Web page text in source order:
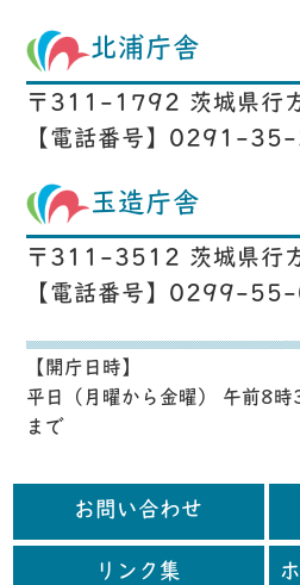
北浦庁舎
〒311-1792 茨城県行
【電話番号】0291-
玉造庁舎
〒311-3512 茨城県行
【電話番号】0299-
【開庁日時】
平日（月曜から金曜） 午前8
まで
お問い合わせ
リンク集